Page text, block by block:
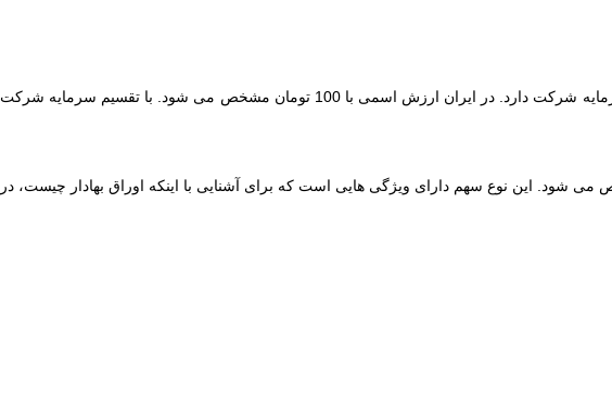
یک نوع سهام متداول در اوراق بهادار با نام سهام عادی شناخته می شود. این نوع سهام ارزش اسمی دارد و تعداد آن بستگی به میزان سرمایه شرکت دارد. در ایران ارزش اسمی با 100 تومان مشخص می شود. با تقسیم سرمایه شرکت
این نوع سهم دارای ویژگی هایی است که برای آشنایی با اینکه اوراق بهادار چیست، در